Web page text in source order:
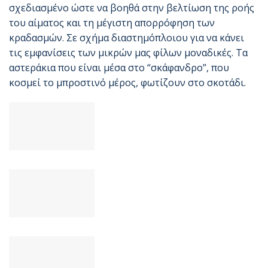
σχεδιασμένο ώστε να βοηθά στην βελτίωση της ροής
του αίματος και τη μέγιστη απορρόφηση των
κραδασμών. Σε σχήμα διαστημόπλοιου για να κάνει
τις εμφανίσεις των μικρών μας φίλων μοναδικές. Τα
αστεράκια που είναι μέσα στο “σκάφανδρο”, που
κοσμεί το μπροστινό μέρος, φωτίζουν στο σκοτάδι.